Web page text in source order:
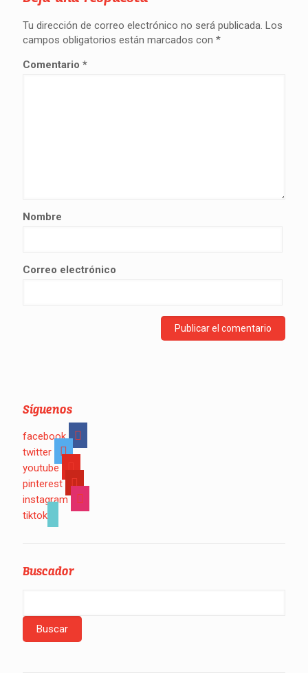
Tu dirección de correo electrónico no será publicada. Los
campos obligatorios están marcados con *
Comentario *
Nombre
Correo electrónico
Síguenos
facebook
twitter
youtube
pinterest
instagram
tiktok
Buscador